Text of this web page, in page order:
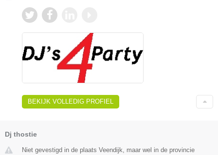
BEKIJK VOLLEDIG PROFIEL
Dj thostie
Niet gevestigd in de plaats Veendijk, maar wel in de provincie